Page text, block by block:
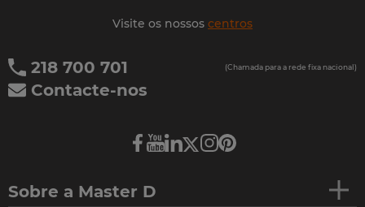
Visite os nossos centros
218 700 701 (Chamada para a rede fixa nacional)
Contacte-nos
Sobre a Master D